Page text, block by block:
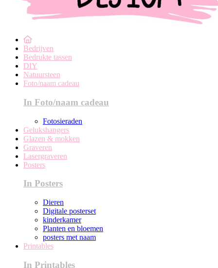
Bedrijven
Bedrukte tassen
DIY
Natuursteen
Foto/naam cadeau
In Foto/naam cadeau
Fotosieraden
Gelukshangers
Glazen & mokken
Graveren
Lasergraveren
Posters
In Posters
Dieren
Digitale posterset
kinderkamer
Planten en bloemen
posters met naam
Printables
In Printables